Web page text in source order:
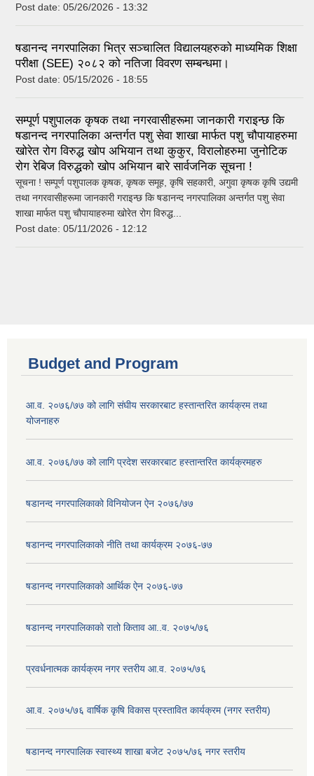
Post date: 05/26/2026 - 13:32
षडानन्द नगरपालिका भित्र सञ्चालित विद्यालयहरुको माध्यमिक शिक्षा
परीक्षा (SEE) २०८२ को नतिजा विवरण सम्बन्धमा।
Post date: 05/15/2026 - 18:55
सम्पूर्ण पशुपालक कृषक तथा नगरवासीहरूमा जानकारी गराइन्छ कि
षडानन्द नगरपालिका अन्तर्गत पशु सेवा शाखा मार्फत पशु चौपायाहरुमा
खोरेत रोग विरुद्ध खोप अभियान तथा कुकुर, विरालोहरुमा जुनोटिक
रोग रेबिज विरुद्धको खोप अभियान बारे सार्वजनिक सूचना !
सूचना ! सम्पूर्ण पशुपालक कृषक, कृषक समूह, कृषि सहकारी, अगुवा कृषक कृषि उद्यमी
तथा नगरवासीहरूमा जानकारी गराइन्छ कि षडानन्द नगरपालिका अन्तर्गत पशु सेवा
शाखा मार्फत पशु चौपायाहरुमा खोरेत रोग विरुद्ध...
Post date: 05/11/2026 - 12:12
Budget and Program
आ.व. २०७६/७७ को लागि संघीय सरकारबाट हस्तान्तरित कार्यक्रम तथा
योजनाहरु
आ.व. २०७६/७७ को लागि प्रदेश सरकारबाट हस्तान्तरित कार्यक्रमहरु
षडानन्द नगरपालिकाको विनियोजन ऐन २०७६/७७
षडानन्द नगरपालिकाको नीति तथा कार्यक्रम २०७६-७७
षडानन्द नगरपालिकाको आर्थिक ऐन २०७६-७७
षडानन्द नगरपालिकाको रातो किताव आ..व. २०७५/७६
प्रवर्धनात्मक कार्यक्रम नगर स्तरीय आ.व. २०७५/७६
आ.व. २०७५/७६ वार्षिक कृषि विकास प्रस्तावित कार्यक्रम (नगर स्तरीय)
षडानन्द नगरपालिक स्वास्थ्य शाखा बजेट २०७५/७६ नगर स्तरीय